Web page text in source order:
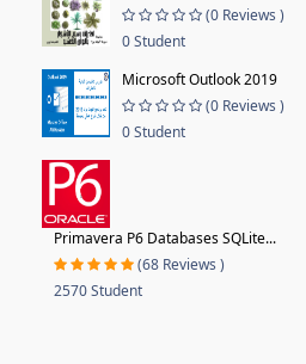
(0 Reviews )
0 Student
Microsoft Outlook 2019
(0 Reviews )
0 Student
Primavera P6 Databases SQLite...
(68 Reviews )
2570 Student